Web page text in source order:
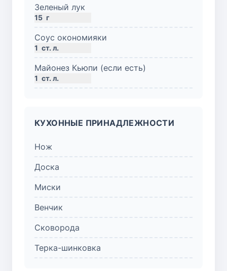
Зеленый лук
15 г
Соус окономияки
1 ст. л.
Майонез Кьюпи (если есть)
1 ст. л.
КУХОННЫЕ ПРИНАДЛЕЖНОСТИ
Нож
Доска
Миски
Венчик
Сковорода
Терка-шинковка